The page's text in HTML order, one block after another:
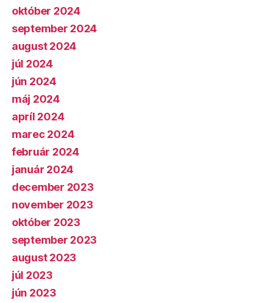
október 2024
september 2024
august 2024
júl 2024
jún 2024
máj 2024
apríl 2024
marec 2024
február 2024
január 2024
december 2023
november 2023
október 2023
september 2023
august 2023
júl 2023
jún 2023